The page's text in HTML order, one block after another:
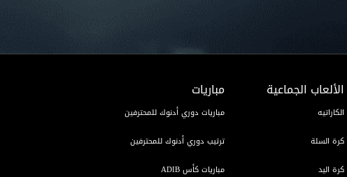
الألعاب الجماعية
الكاراتيه
كرة السلة
كرة اليد
مباريات
مباريات دوري أدنوك للمحترفين
ترتيب دوري أدنوك للمحترفين
مباريات كأس ADIB